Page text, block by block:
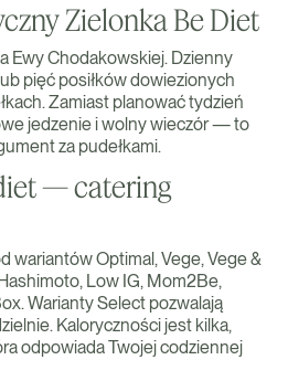
Zielonka Be Diet
Ewy Chodakowskiej. Dzienny
pięć posiłków dowiezionych
Zamiast planować tydzień
jedzenie i wolny wieczór — to
za pudełkami.
— catering
wariantów Optimal, Vege, Vege &
Low IG, Mom2Be,
Warianty Select pozwalają
Kaloryczności jest kilka,
odpowiada Twojej codziennej